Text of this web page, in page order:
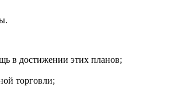
в достижении этих планов;
торговли;